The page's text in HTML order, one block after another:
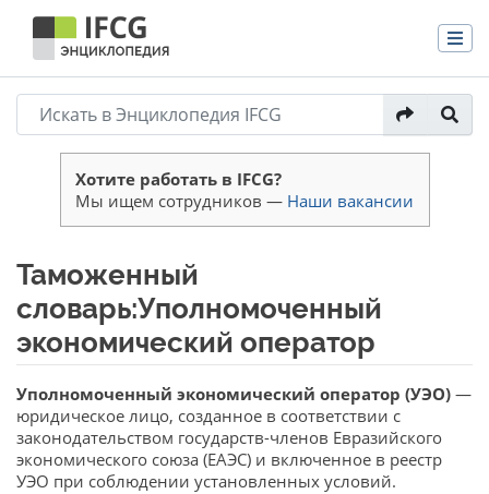
Хотите работать в IFCG?
Мы ищем сотрудников — Наши вакансии
Таможенный
словарь:Уполномоченный
экономический оператор
Перейти к:навигация,поиск
Уполномоченный экономический оператор (УЭО) —
юридическое лицо, созданное в соответствии с
законодательством государств-членов Евразийского
экономического союза (ЕАЭС) и включенное в реестр
УЭО при соблюдении установленных условий.